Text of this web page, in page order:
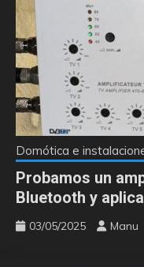
Domótica e
Probamos un
Bluetooth y
03/05/2025 Manu